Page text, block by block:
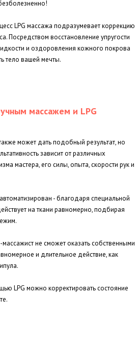
LPG массажа подразумевает коррекцию
Посредством восстановление упругости
и оздоровления кожного покрова
тело вашей мечты.
массажем и LPG
может дать подобный результат, но
зависит от различных
мастера, его силы, опыта, скорости рук и
- благодаря специальной
на ткани равномерно, подбирая
не сможет оказать собственными
и длительное действие, как
LPG можно корректировать состояние